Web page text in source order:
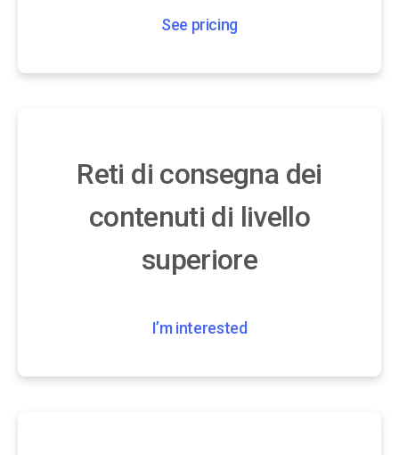
See pricing
Reti di consegna dei
contenuti di livello
superiore
I’m interested